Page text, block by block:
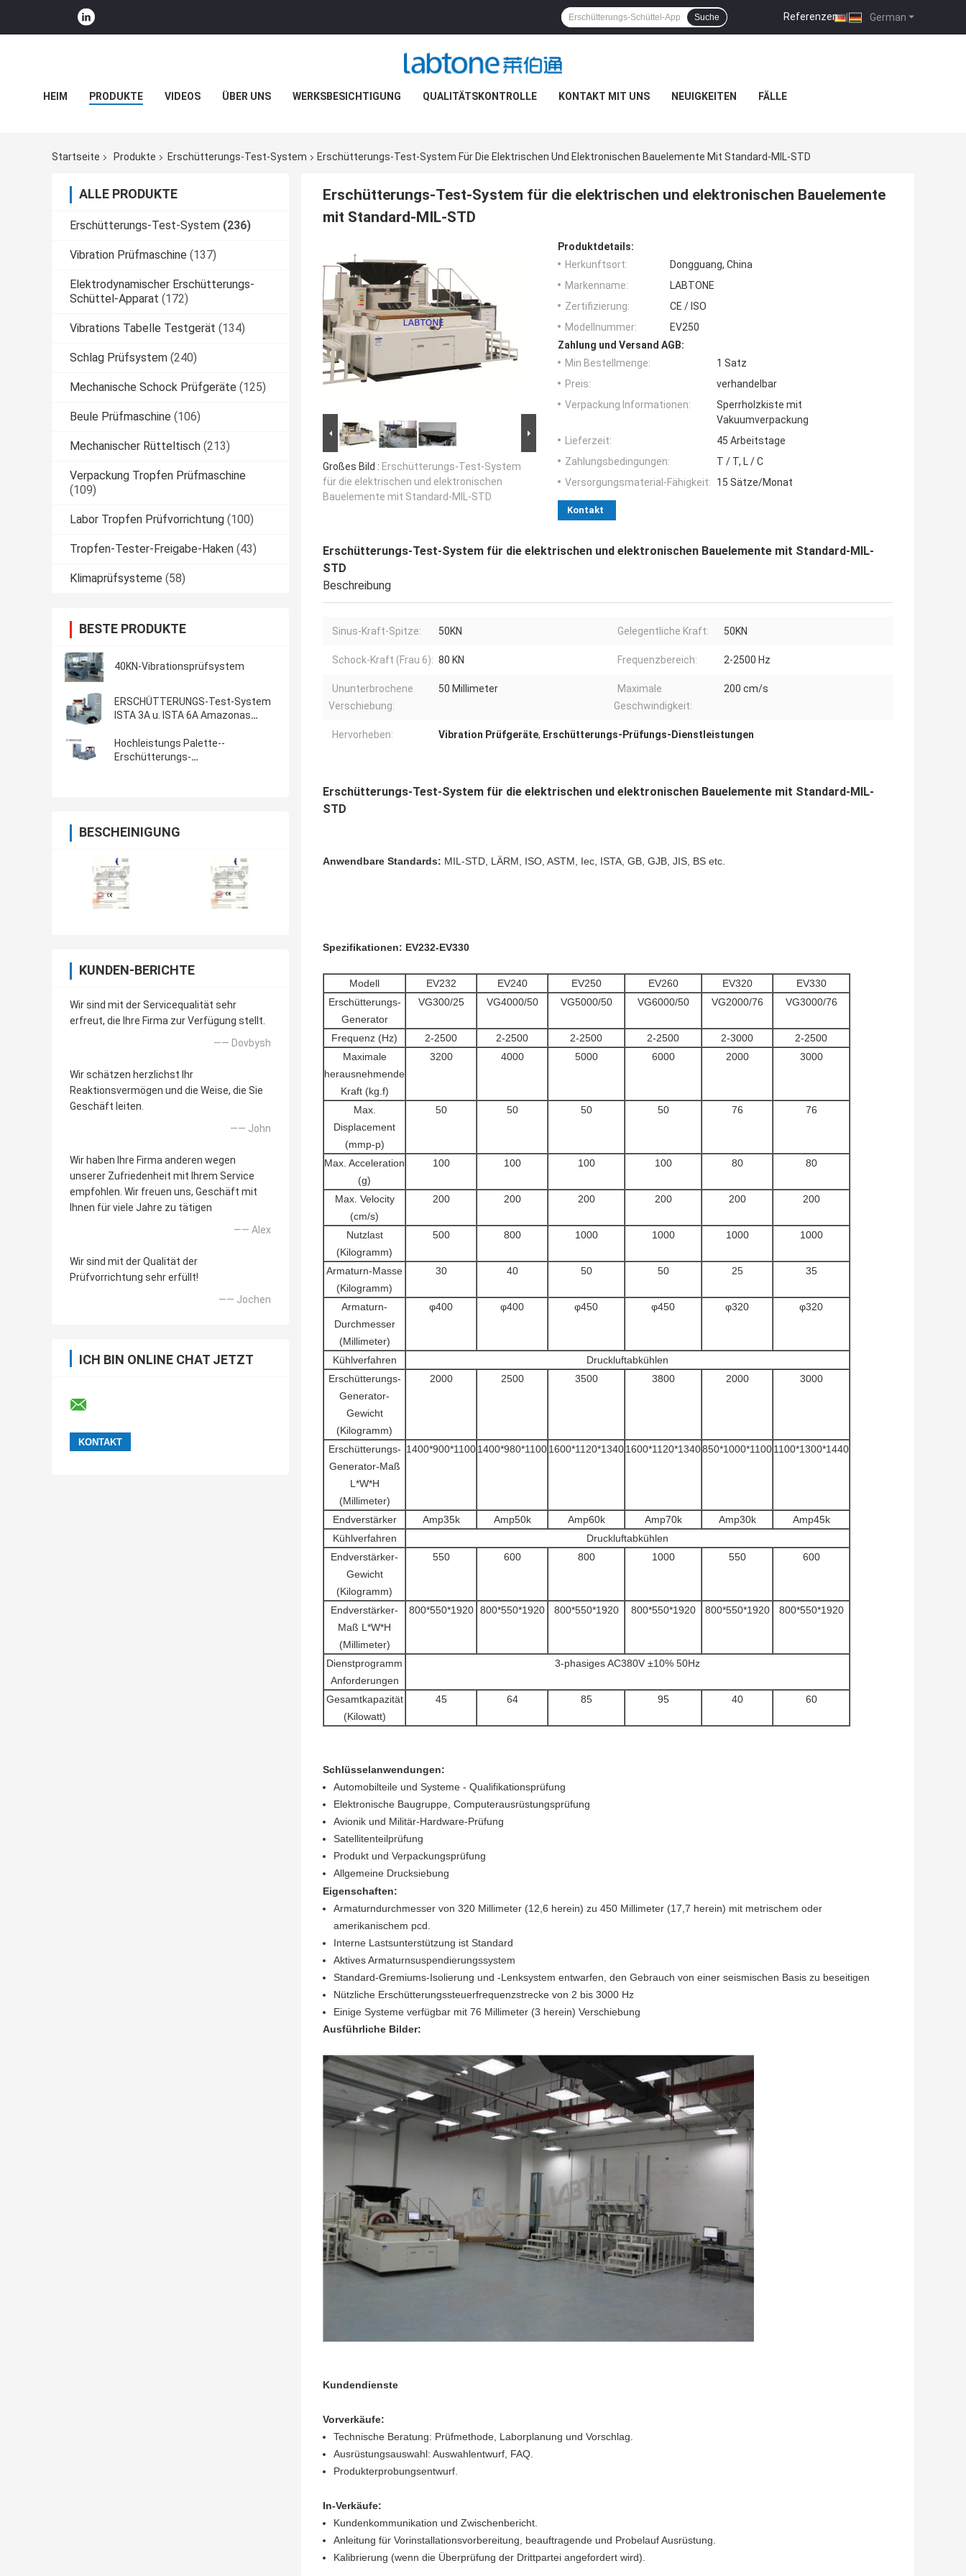
German
Referenzen |
Suche
HEIM PRODUKTE VIDEOS ÜBER UNS WERKSBESICHTIGUNG QUALITÄTSKONTROLLE KONTAKT MIT UNS NEUIGKEITEN FÄLLE
Startseite Produkte Erschütterungs-Test-System Erschütterungs-Test-System Für Die Elektrischen Und Elektronischen Bauelemente Mit Standard-MIL-STD
ALLE PRODUKTE
Erschütterungs-Test-System (236)
Vibration Prüfmaschine (137)
Elektrodynamischer Erschütterungs-
Schüttel-Apparat (172)
Vibrations Tabelle Testgerät (134)
Schlag Prüfsystem (240)
Mechanische Schock Prüfgeräte (125)
Beule Prüfmaschine (106)
Mechanischer Rütteltisch (213)
Verpackung Tropfen Prüfmaschine
(109)
Labor Tropfen Prüfvorrichtung (100)
Tropfen-Tester-Freigabe-Haken (43)
Klimaprüfsysteme (58)
BESTE PRODUKTE
40KN-Vibrationsprüfsystem
ERSCHÜTTERUNGS-Test-System
ISTA 3A u. ISTA 6A Amazonas
Hochleistungs Palette--
Erschütterungs-
BESCHEINIGUNG
KUNDEN-BERICHTE
Wir sind mit der Servicequalität sehr
erfreut, die Ihre Firma zur Verfügung stellt.
—— Dovbysh
Wir schätzen herzlichst Ihr
Reaktionsvermögen und die Weise, die Sie
Geschäft leiten.
—— John
Wir haben Ihre Firma anderen wegen
unserer Zufriedenheit mit Ihrem Service
empfohlen. Wir freuen uns, Geschäft mit
Ihnen für viele Jahre zu tätigen
—— Alex
Wir sind mit der Qualität der
Prüfvorrichtung sehr erfüllt!
—— Jochen
ICH BIN ONLINE CHAT JETZT
Erschütterungs-Test-System für die elektrischen und elektronischen Bauelemente
mit Standard-MIL-STD
Großes Bild : Erschütterungs-Test-System
für die elektrischen und elektronischen
Bauelemente mit Standard-MIL-STD
Produktdetails:
Herkunftsort:
Dongguang, China
Markenname:
LABTONE
Zertifizierung:
CE / ISO
Modellnummer:
EV250
Zahlung und Versand AGB:
Min Bestellmenge:
1 Satz
Preis:
verhandelbar
Verpackung Informationen:
Sperrholzkiste mit
Vakuumverpackung
Lieferzeit:
45 Arbeitstage
Zahlungsbedingungen:
T / T, L / C
Versorgungsmaterial-Fähigkeit:
15 Sätze/Monat
Kontakt
Erschütterungs-Test-System für die elektrischen und elektronischen Bauelemente mit Standard-MIL-
STD
Beschreibung
Sinus-Kraft-Spitze: 50KN Gelegentliche Kraft: 50KN
Schock-Kraft (Frau 6): 80 KN Frequenzbereich: 2-2500 Hz
Ununterbrochene
Verschiebung:
50 Millimeter
Maximale
Geschwindigkeit:
200 cm/s
Hervorheben: Vibration Prüfgeräte, Erschütterungs-Prüfungs-Dienstleistungen
Erschütterungs-Test-System für die elektrischen und elektronischen Bauelemente mit Standard-MIL-
STD
Anwendbare Standards: MIL-STD, LÄRM, ISO, ASTM, Iec, ISTA, GB, GJB, JIS, BS etc.
Spezifikationen: EV232-EV330
Modell EV232 EV240 EV250 EV260 EV320
EV330
Erschütterungs-
Generator
VG300/25 VG4000/50 VG5000/50 VG6000/50 VG2000/76 VG3000/76
Frequenz (Hz) 2-2500 2-2500 2-2500 2-2500 2-3000
2-2500
Maximale
herausnehmende
Kraft (kg.f)
3200 4000 5000 6000 2000 3000
Max.
Displacement
(mmp-p)
50 50 50 50 76 76
Max. Acceleration
(g)
100 100 100 100 80 80
Max. Velocity
(cm/s)
200 200 200 200 200 200
Nutzlast
(Kilogramm)
500 800 1000 1000 1000 1000
Armaturn-Masse
(Kilogramm)
30 40 50 50 25 35
Armaturn-
Durchmesser
(Millimeter)
φ400 φ400 φ450 φ450 φ320 φ320
Kühlverfahren
Druckluftabkühlen
Erschütterungs-
Generator-
Gewicht
(Kilogramm)
2000 2500 3500 3800 2000 3000
Erschütterungs-
Generator-Maß
L*W*H
(Millimeter)
1400*900*11001400*980*11001600*1120*13401600*1120*1340850*1000*11001100*1300*1440
Endverstärker Amp35k Amp50k Amp60k Amp70k Amp30k
Amp45k
Kühlverfahren
Druckluftabkühlen
Endverstärker-
Gewicht
(Kilogramm)
550 600 800 1000 550 600
Endverstärker-
Maß L*W*H
(Millimeter)
800*550*1920 800*550*1920 800*550*1920 800*550*1920 800*550*1920 800*550*1920
Dienstprogramm
Anforderungen
3-phasiges AC380V ±10% 50Hz
Gesamtkapazität
(Kilowatt)
45 64 85 95 40 60
Schlüsselanwendungen:
Automobilteile und Systeme - Qualifikationsprüfung
Elektronische Baugruppe, Computerausrüstungsprüfung
Avionik und Militär-Hardware-Prüfung
Satellitenteilprüfung
Produkt und Verpackungsprüfung
Allgemeine Drucksiebung
Eigenschaften:
Armaturndurchmesser von 320 Millimeter (12,6 herein) zu 450 Millimeter (17,7 herein) mit metrischem oder
amerikanischem pcd.
Interne Lastsunterstützung ist Standard
Aktives Armaturnsuspendierungssystem
Standard-Gremiums-Isolierung und -Lenksystem entwarfen, den Gebrauch von einer seismischen Basis zu beseitigen
Nützliche Erschütterungssteuerfrequenzstrecke von 2 bis 3000 Hz
Einige Systeme verfügbar mit 76 Millimeter (3 herein) Verschiebung
Ausführliche Bilder:
Kundendienste
Vorverkäufe:
Technische Beratung: Prüfmethode, Laborplanung und Vorschlag.
Ausrüstungsauswahl: Auswahlentwurf, FAQ.
Produkterprobungsentwurf.
In-Verkäufe:
Kundenkommunikation und Zwischenbericht.
Anleitung für Vorinstallationsvorbereitung, beauftragende und Probelauf Ausrüstung.
Kalibrierung (wenn die Überprüfung der Drittpartei angefordert wird).